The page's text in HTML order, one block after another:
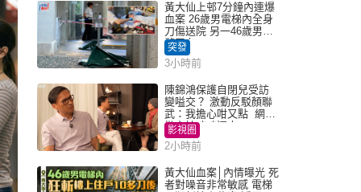
黃大仙上邨7分鐘內連爆
血案 26歲男電梯內全身
刀傷送院 另一46歲男倒
斃平台
突發
3小時前
陳錦鴻保護自閉兒受訪
變嗌交？ 激動反駁顏聯
武：我擔心咁又點 網民
批主持咄咄逼人
影視圈
2小時前
黃大仙血案│內情曝光 死
者對噪音非常敏感 電梯